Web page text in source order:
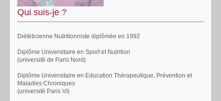
Qui suis-je ?
Diététicienne Nutritionniste diplômée en 1992
Diplôme Universitaire en Sport et Nutrition
(université de Paris Nord)
Diplôme Universitaire en Education Thérapeutique, Prévention et
Maladies Chroniques
(université Paris VI)